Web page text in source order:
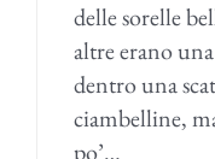
delle sorelle
altre erano una
dentro una
ciambelline,
po’…